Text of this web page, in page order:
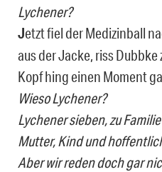
Lychener?
Jetzt fiel der Medizinball
aus der Jacke, riss
Kopf hing einen Moment
Wieso Lychener?
Lychener sieben, zu
Mutter, Kind und
Aber wir reden doch gar